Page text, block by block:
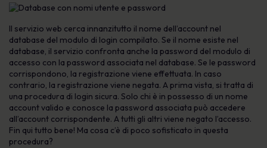
Il servizio web cerca innanzitutto il nome dell’account nel
database del modulo di login compilato. Se il nome esiste nel
database, il servizio confronta anche la password del modulo di
accesso con la password associata nel database. Se le password
corrispondono, la registrazione viene effettuata. In caso
contrario, la registrazione viene negata. A prima vista, si tratta di
una procedura di login sicura. Solo chi è in possesso di un nome
account valido e conosce la password associata può accedere
all’account corrispondente. A tutti gli altri viene negato l’accesso.
Fin qui tutto bene! Ma cosa c’è di poco sofisticato in questa
procedura?